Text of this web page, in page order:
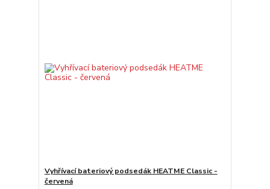
Vyhřívací bateriový podsedák HEATME Classic -
červená